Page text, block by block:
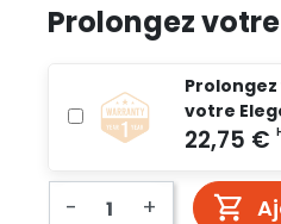
Prolongez
votre
- +